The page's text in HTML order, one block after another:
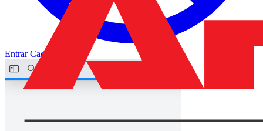
EntrarCadastrar